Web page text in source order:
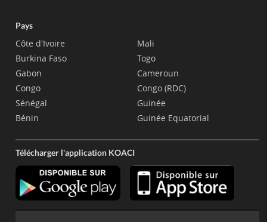
Pays
Côte d'Ivoire
Burkina Faso
Gabon
Congo
Sénégal
Bénin
Mali
Togo
Cameroun
Congo (RDC)
Guinée
Guinée Equatorial
Télécharger l'application KOACI